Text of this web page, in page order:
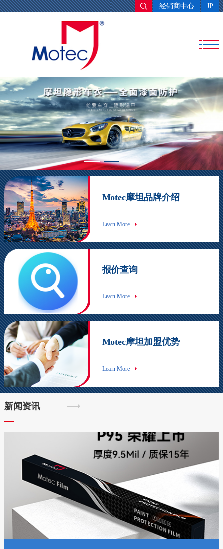
JP
经销商中心
Motec摩坦品牌介绍
Learn More
报价查询
Learn More
Motec摩坦加盟优势
Learn More
新闻资讯